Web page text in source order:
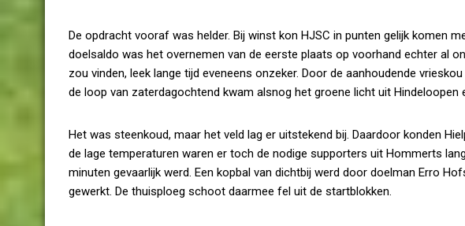
De opdracht vooraf was helder. Bij winst kon HJSC in punten gelijk komen
doelsaldo was het overnemen van de eerste plaats op voorhand echter al
zou vinden, leek lange tijd eveneens onzeker. Door de aanhoudende
de loop van zaterdagochtend kwam alsnog het groene licht uit
Het was steenkoud, maar het veld lag er uitstekend bij. Daardoor konden
de lage temperaturen waren er toch de nodige supporters uit Hommerts
minuten gevaarlijk werd. Een kopbal van dichtbij werd door doelman Erro
gewerkt. De thuisploeg schoot daarmee fel uit de startblokken.